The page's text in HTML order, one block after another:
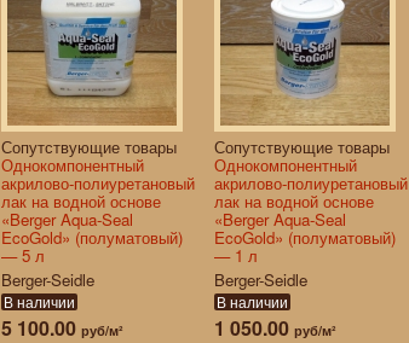
Сопутствующие товары
Однокомпонентный
акрилово-полиуретановый
лак на водной основе
«Berger Aqua-Seal
EcoGold» (полуматовый)
— 5 л
Berger-Seidle
В наличии
5 100.00 руб/м²
Сопутствующие товары
Однокомпонентный
акрилово-полиуретановый
лак на водной основе
«Berger Aqua-Seal
EcoGold» (полуматовый)
— 1 л
Berger-Seidle
В наличии
1 050.00 руб/м²